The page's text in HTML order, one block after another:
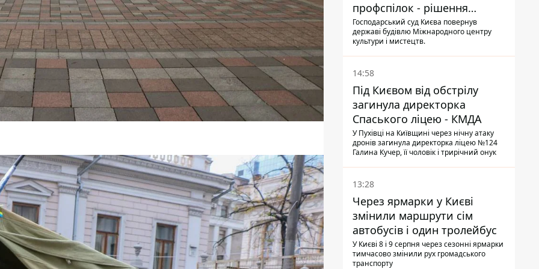
профспілок - рішення
Господарського суду
Господарський суд Києва повернув
державі будівлю Міжнародного центру
культури і мистецтв.
14:58
Під Києвом від обстрілу
загинула директорка
Спаського ліцею - КМДА
У Пухівці на Київщині через нічну атаку
дронів загинула директорка ліцею №124
Галина Кучер, її чоловік і трирічний онук
13:28
Через ярмарки у Києві
змінили маршрути сім
автобусів і один тролейбус
У Києві 8 і 9 серпня через сезонні ярмарки
тимчасово змінили рух громадського
транспорту